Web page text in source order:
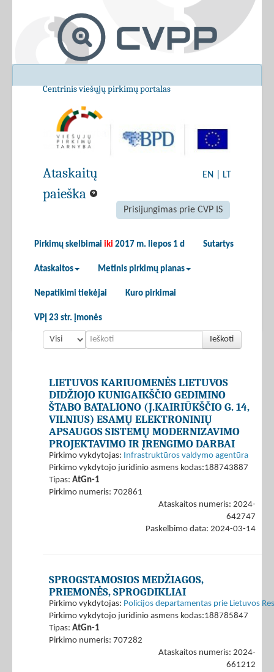
Centrinis viešųjų pirkimų portalas
EN LT
Prisijungimas prie CVP IS
Pirkimų skelbimai iki 2017 m. liepos 1 d Sutartys
Ataskaitos Metinis pirkimų planas
Nepatikimi tiekėjai Kuro pirkimai
VPĮ 23 str. įmonės
Ataskaitų
paieška
Ieškoti
LIETUVOS KARIUOMENĖS LIETUVOS
DIDŽIOJO KUNIGAIKŠČIO GEDIMINO
ŠTABO BATALIONO (J.KAIRIŪKŠČIO G. 14,
VILNIUS) ESAMŲ ELEKTRONINIŲ
APSAUGOS SISTEMŲ MODERNIZAVIMO
PROJEKTAVIMO IR ĮRENGIMO DARBAI
Pirkimo vykdytojas: Infrastruktūros valdymo agentūra
Pirkimo vykdytojo juridinio asmens kodas:188743887
Tipas: AtGn-1
Pirkimo numeris: 702861
Ataskaitos numeris: 2024-
642747
Paskelbimo data: 2024-03-14
SPROGSTAMOSIOS MEDŽIAGOS,
PRIEMONĖS, SPROGDIKLIAI
Pirkimo vykdytojas: Policijos departamentas prie Lietuvos
Pirkimo vykdytojo juridinio asmens kodas:188785847
Tipas: AtGn-1
Pirkimo numeris: 707282
Ataskaitos numeris: 2024-
661212